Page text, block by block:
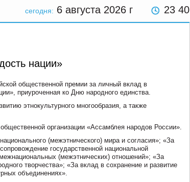
сегодня: 6 августа 2026 г 23 40
нации»
общественной премии за личный вклад в
приуроченная ко Дню народного единства.
этнокультурного многообразия, а также
организации «Ассамблея народов России».
(межэтнического) мира и согласия»; «За
государственной национальной
(межэтнических) отношений»; «За
творчества»; «За вклад в сохранение и развитие
объединениях».